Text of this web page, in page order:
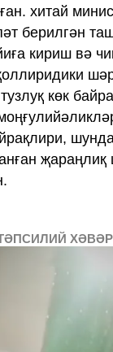
хитай
берилгән
кириш вә
көк
ХӘВӘР